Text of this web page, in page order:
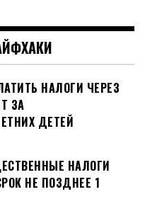
НАЛОГИ ЧЕРЕЗ
ЗА
ДЕТЕЙ
НАЛОГИ
НЕ ПОЗДНЕЕ 1